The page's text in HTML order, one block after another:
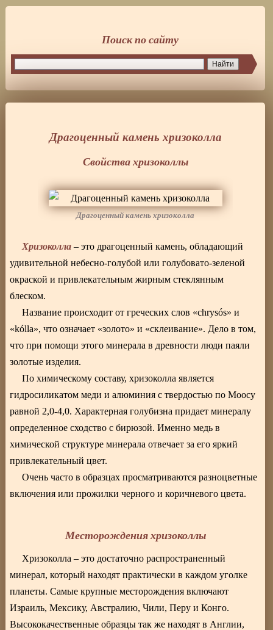
Драгоценный камень хризоколла
Свойства хризоколлы
Драгоценный камень хризоколла
Хризоколла – это драгоценный камень, обладающий
удивительной небесно-голубой или голубовато-зеленой
окраской и привлекательным жирным стеклянным
блеском.
Название происходит от греческих слов «chrysós» и
«kólla», что означает «золото» и «склеивание». Дело в том,
что при помощи этого минерала в древности люди паяли
золотые изделия.
По химическому составу, хризоколла является
гидросиликатом меди и алюминия с твердостью по Моосу
равной 2,0-4,0. Характерная голубизна придает минералу
определенное сходство с бирюзой. Именно медь в
химической структуре минерала отвечает за его яркий
привлекательный цвет.
Очень часто в образцах просматриваются разноцветные
включения или прожилки черного и коричневого цвета.
Месторождения хризоколлы
Хризоколла – это достаточно распространенный
минерал, который находят практически в каждом уголке
планеты. Самые крупные месторождения включают
Израиль, Мексику, Австралию, Чили, Перу и Конго.
Высококачественные образцы так же находят в Англии,
Поиск по сайту